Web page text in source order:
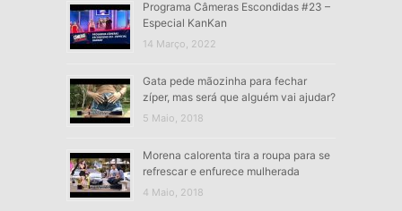
Programa Câmeras Escondidas #23 –
Especial KanKan
14 Março, 2022
Gata pede mãozinha para fechar
zíper, mas será que alguém vai ajudar?
5 Maio, 2018
Morena calorenta tira a roupa para se
refrescar e enfurece mulherada
4 Maio, 2018